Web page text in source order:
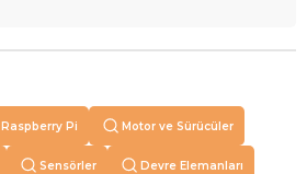
Raspberry Pi Motor ve Sürücüler
Sensörler Devre Elemanları